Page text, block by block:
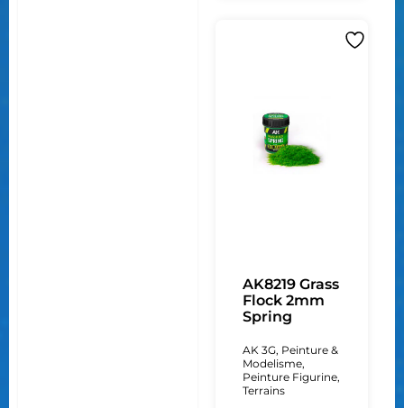
AK8219 Grass
Flock 2mm
Spring
AK 3G, Peinture &
Modelisme,
Peinture Figurine,
Terrains